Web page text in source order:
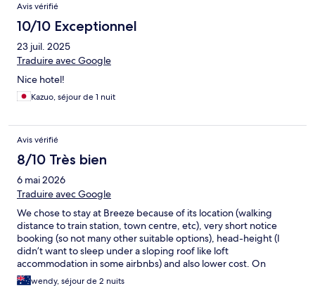
Avis vérifié
10/10 Exceptionnel
23 juil. 2025
Traduire avec Google
Nice hotel!
Kazuo, séjour de 1 nuit
Avis vérifié
8/10 Très bien
6 mai 2026
Traduire avec Google
We chose to stay at Breeze because of its location (walking
distance to train station, town centre, etc), very short notice
booking (so not many other suitable options), head-height (I
didn’t want to sleep under a sloping roof like loft
accommodation in some airbnbs) and also lower cost. On
reflection, we more than spent what we had saved on food and
drink, which could have been considerably cheaper if we’d had
wendy, séjour de 2 nuits